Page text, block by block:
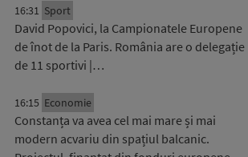
16:31 Sport
David Popovici, la Campionatele Europene
de înot de la Paris. România are o delegație
de 11 sportivi |…
16:15 Economie
Constanța va avea cel mai mare și mai
modern acvariu din spațiul balcanic.